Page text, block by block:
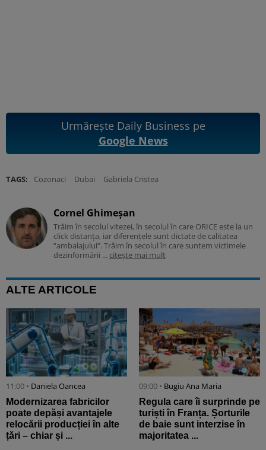
Urmărește Daily Business pe
Google News
TAGS: Cozonaci Dubai Gabriela Cristea
Cornel Ghimeșan
Trăim în secolul vitezei, în secolul în care ORICE este la un
click distanța, iar diferențele sunt dictate de calitatea
“ambalajului”. Trăim în secolul în care suntem victimele
dezinformării ... citește mai mult
ALTE ARTICOLE
11:00 • Daniela Oancea
Modernizarea fabricilor
poate depăși avantajele
relocării producției în alte
țări – chiar și ...
09:00 • Bugiu ⁠Ana Maria
Regula care îi surprinde pe
turiști în Franța. Șorturile
de baie sunt interzise în
majoritatea ...